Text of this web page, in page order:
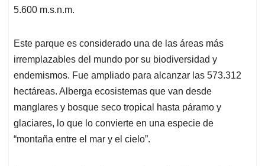
5.600 m.s.n.m.
Este parque es considerado una de las áreas más
irremplazables del mundo por su biodiversidad y
endemismos. Fue ampliado para alcanzar las 573.312
hectáreas. Alberga ecosistemas que van desde
manglares y bosque seco tropical hasta páramo y
glaciares, lo que lo convierte en una especie de
“montaña entre el mar y el cielo”.